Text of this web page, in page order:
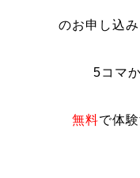
のお申し込
5コマ
無料で体